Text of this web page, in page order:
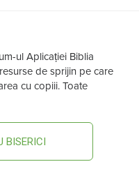
ul Aplicației Biblia
de sprijin pe care
cu copiii. Toate
BISERICI